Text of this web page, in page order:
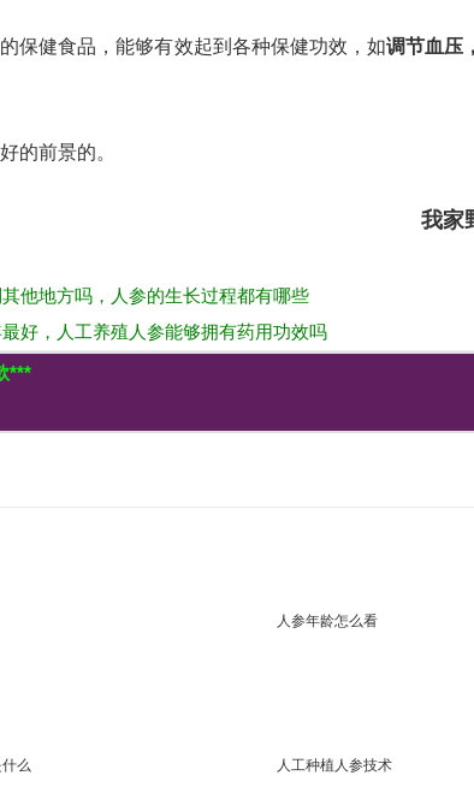
保健食品，能够有效起到各种保健功效，如调节血压
的前景的。
我家
他地方吗，人参的生长过程都有哪些
好，人工养殖人参能够拥有药用功效吗
***
人参年龄怎么看
么 人工种植人参技术